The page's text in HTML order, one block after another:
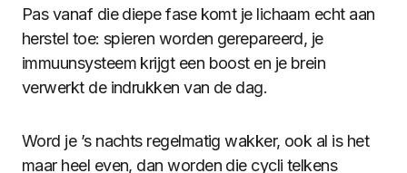
Pas vanaf die diepe fase komt je lichaam echt aan
herstel toe: spieren worden gerepareerd, je
immuunsysteem krijgt een boost en je brein
verwerkt de indrukken van de dag.
Word je ’s nachts regelmatig wakker, ook al is het
maar heel even, dan worden die cycli telkens